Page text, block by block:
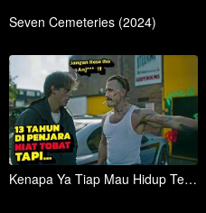
Seven Cemeteries (2024)
Kenapa Ya Tiap Mau Hidup Tenang Selalu Saja Ada Yang Mencla-Mencle ‼️